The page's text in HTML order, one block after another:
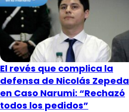
El revés que complica la
defensa de Nicolás Zepeda
en Caso Narumi: “Rechazó
todos los pedidos”